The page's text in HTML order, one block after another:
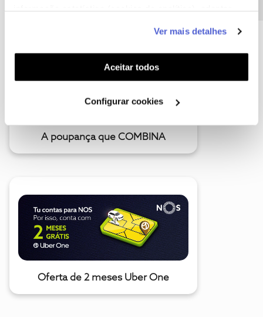
funcionalidades (cookies de personalização e
funcionalidade) e adaptar anúncios aos seus interesses
(cookies de publicidade personalizada). Pode gerir a
utilização dos cookies clicando em "Configurar
Ver mais detalhes
Aceitar todos
Configurar cookies
A poupança que COMBINA
Oferta de 2 meses Uber One